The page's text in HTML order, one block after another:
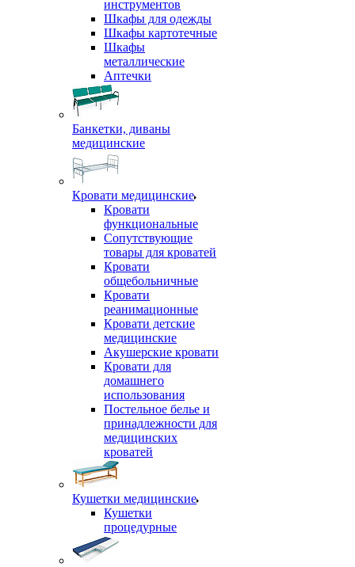
инструментов
Шкафы для одежды
Шкафы картотечные
Шкафы
металлические
Аптечки
Банкетки, диваны
медицинские
Кровати медицинские
Кровати
функциональные
Сопутствующие
товары для кроватей
Кровати
общебольничные
Кровати
реанимационные
Кровати детские
медицинские
Акушерские кровати
Кровати для
домашнего
использования
Постельное белье и
принадлежности для
медицинских
кроватей
Кушетки медицинские
Кушетки
процедурные